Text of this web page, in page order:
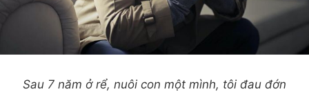
Sau 7 năm ở rể, nuôi con một mình, tôi đau đớn